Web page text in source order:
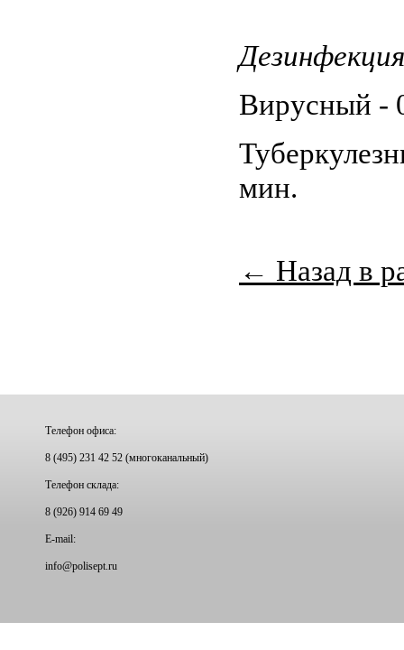
Вирусный -
мин.
← Назад в
Телефон офиса:
8 (495) 231 42 52 (многоканальный)
Телефон склада:
8 (926) 914 69 49
E-mail:
info@polisept.ru